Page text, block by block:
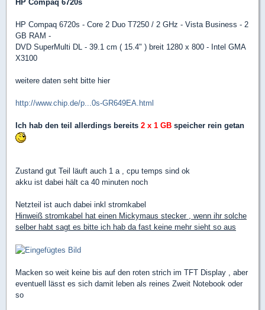
HP Compaq 6720s
HP Compaq 6720s - Core 2 Duo T7250 / 2 GHz - Vista Business - 2
GB RAM -
DVD SuperMulti DL - 39.1 cm ( 15.4" ) breit 1280 x 800 - Intel GMA
X3100
weitere daten seht bitte hier
http://www.chip.de/p...0s-GR649EA.html
Ich hab den teil allerdings bereits 2 x 1 GB speicher rein getan
Zustand gut Teil läuft auch 1 a , cpu temps sind ok
akku ist dabei hält ca 40 minuten noch
Netzteil ist auch dabei inkl stromkabel
Hinweiß stromkabel hat einen Mickymaus stecker , wenn ihr solche
selber habt sagt es bitte ich hab da fast keine mehr sieht so aus
Macken so weit keine bis auf den roten strich im TFT Display , aber
eventuell lässt es sich damit leben als reines Zweit Notebook oder
so